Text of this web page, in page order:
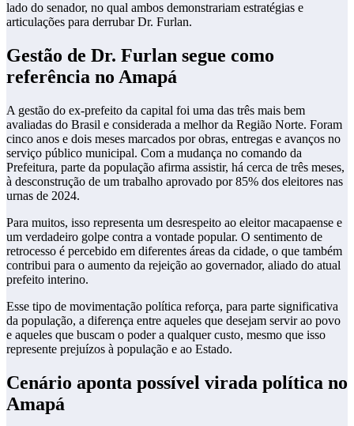
lado do senador, no qual ambos demonstrariam estratégias e
articulações para derrubar Dr. Furlan.
Gestão de Dr. Furlan segue como
referência no Amapá
A gestão do ex-prefeito da capital foi uma das três mais bem
avaliadas do Brasil e considerada a melhor da Região Norte. Foram
cinco anos e dois meses marcados por obras, entregas e avanços no
serviço público municipal. Com a mudança no comando da
Prefeitura, parte da população afirma assistir, há cerca de três meses,
à desconstrução de um trabalho aprovado por 85% dos eleitores nas
urnas de 2024.
Para muitos, isso representa um desrespeito ao eleitor macapaense e
um verdadeiro golpe contra a vontade popular. O sentimento de
retrocesso é percebido em diferentes áreas da cidade, o que também
contribui para o aumento da rejeição ao governador, aliado do atual
prefeito interino.
Esse tipo de movimentação política reforça, para parte significativa
da população, a diferença entre aqueles que desejam servir ao povo
e aqueles que buscam o poder a qualquer custo, mesmo que isso
represente prejuízos à população e ao Estado.
Cenário aponta possível virada política no
Amapá